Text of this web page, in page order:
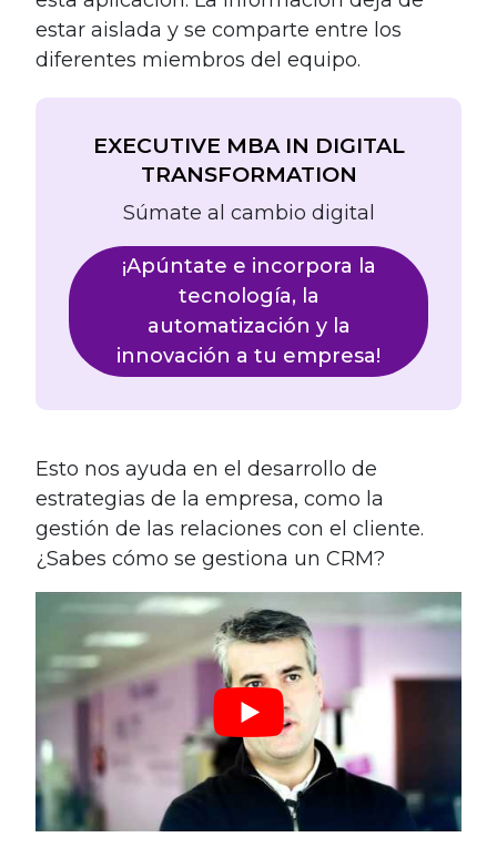
estar aislada y se comparte entre los
diferentes miembros del equipo.
EXECUTIVE MBA IN DIGITAL
TRANSFORMATION
Súmate al cambio digital
¡Apúntate e incorpora la
tecnología, la
automatización y la
innovación a tu empresa!
Esto nos ayuda en el desarrollo de
estrategias de la empresa, como la
gestión de las relaciones con el cliente.
¿Sabes cómo se gestiona un CRM?